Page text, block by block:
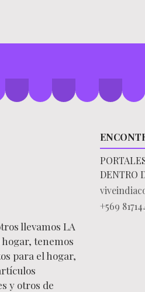
llevamos LA
tenemos
para el hogar,
y otros de
DENTRO
+569